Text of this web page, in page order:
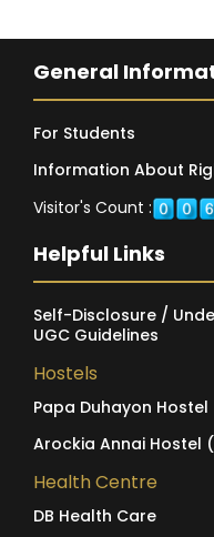
General
For Students
Information About
Visitor's Count :
Helpful Links
Self-Disclosure /
UGC Guidelines
Hostels
Papa Duhayon Hostel
Arockia Annai Hostel
Health Centre
DB Health Care